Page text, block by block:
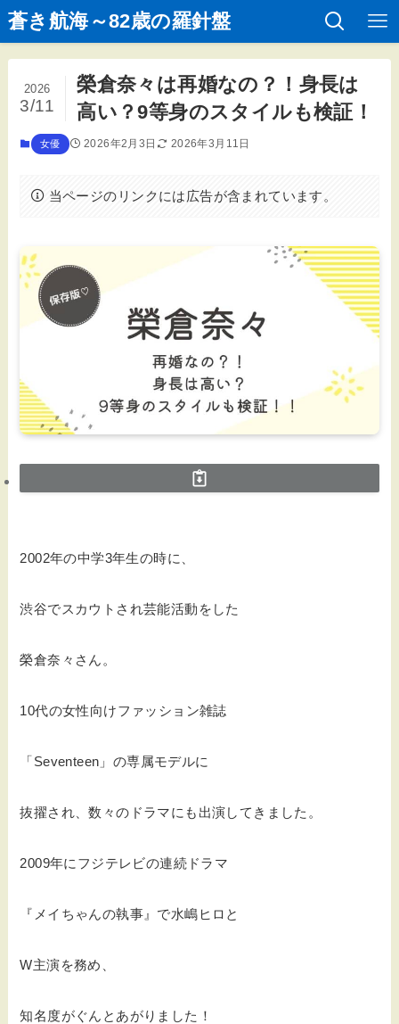
蒼き航海～82歳の羅針盤
榮倉奈々は再婚なの？！身長は
高い？9等身のスタイルも検証！
2026
3/11
女優 2026年2月3日 2026年3月11日
当ページのリンクには広告が含まれています。
2002年の中学3年生の時に、
渋谷でスカウトされ芸能活動をした
榮倉奈々さん。
10代の女性向けファッション雑誌
「Seventeen」の専属モデルに
抜擢され、数々のドラマにも出演してきました。
2009年にフジテレビの連続ドラマ
『メイちゃんの執事』で水嶋ヒロと
W主演を務め、
知名度がぐんとあがりました！